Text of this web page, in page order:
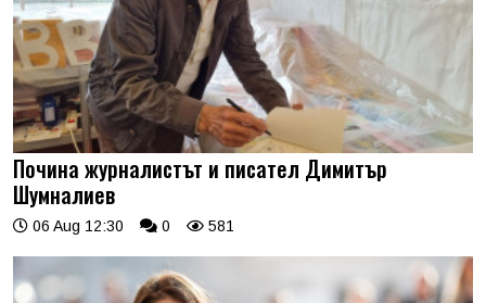
Почина журналистът и писател Димитър
Шумналиев
06 Aug 12:30 0 581